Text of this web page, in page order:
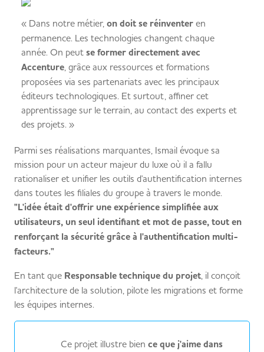
« Dans notre métier, on doit se réinventer en
permanence. Les technologies changent chaque
année. On peut se former directement avec
Accenture, grâce aux ressources et formations
proposées via ses partenariats avec les principaux
éditeurs technologiques. Et surtout, affiner cet
apprentissage sur le terrain, au contact des experts et
des projets. »
Parmi ses réalisations marquantes, Ismail évoque sa
mission pour un acteur majeur du luxe où il a fallu
rationaliser et unifier les outils d'authentification internes
dans toutes les filiales du groupe à travers le monde.
"L'idée était d'offrir une expérience simplifiée aux
utilisateurs, un seul identifiant et mot de passe, tout en
renforçant la sécurité grâce à l'authentification multi-
facteurs."
En tant que Responsable technique du projet, il conçoit
l'architecture de la solution, pilote les migrations et forme
les équipes internes.
Ce projet illustre bien ce que j'aime dans